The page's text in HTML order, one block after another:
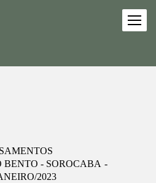
BENTO - SOROCABA
2023